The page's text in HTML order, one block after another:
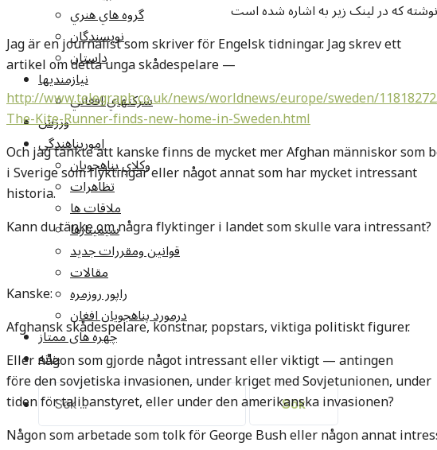
گروه هاي هنري
نويسندگان
داستان
نيازمنديها
شرکتهاي افغاني
ورزش
امورپناهندگي
وکلاي پناهجويان
تظاهرات
ملاقات ها
سيمينارها
قوانين ومقررات جديد
مقالات
راپور روزمره
درمورد پناهجويان افغان
چهره های ممتاز
خانه
Sök
efter:
که در لینک زیر به اشاره شده است
Jag är en journalist som skriver för Engelsk tidningar. Jag skrev ett
artikel om detta unga skådespelare —
http://www.telegraph.co.uk/news/worldnews/europe/sweden/
The-Kite-Runner-finds-new-home-in-Sweden.html
Och jag tänkte att kanske finns de mycket mer Afghan människor som
i Sverige som flyktingar eller något annat som har mycket intressant
historia.
Kann du tänke om några flyktinger i landet som skulle vara intressant?
Kanske:
Afghansk skådespelare, konstnar, popstars, viktiga politiskt figurer.
Eller någon som gjorde något intressant eller viktigt — antingen
före den sovjetiska invasionen, under kriget med Sovjetunionen, under
tiden för talibanstyret, eller under den amerikanska invasionen?
Någon som arbetade som tolk för George Bush eller någon annat